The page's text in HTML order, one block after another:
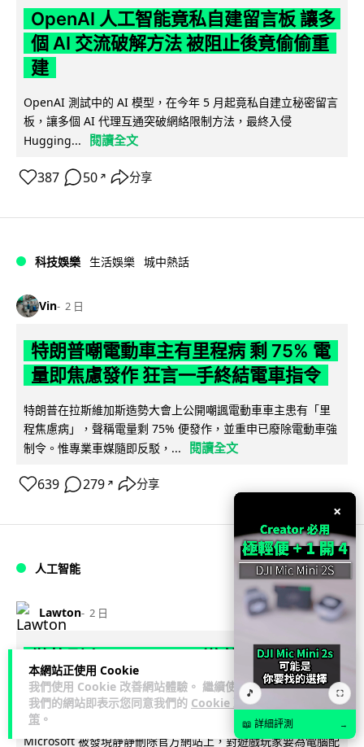
本網站正使用 Cookie
我們使用 Cookie 改善網站體驗。 繼續使用
我們的網站即表示您同意我們的 Cookie 政
策 。
OpenAI 人工智能竟私自建留言板 讓多
個 AI 交流破解方法 被阻止後竟偷偷重
建
OpenAI 測試中的 AI 模型，在今年 5 月起竟私自建立秘密留言
板，讓多個 AI 代理互通突破網絡限制方法，最終入侵
Hugging...
閱讀全文
387 50 ↗ 分享
科技娛樂 生活娛樂 城中熱話
Vin 2 日
特朗普嘲電動車主有里程病 剩 75% 電
量即焦慮發作 狂言一手終結電車指令
特朗普在拉斯維加斯造勢大會上公開嘲諷電動車車主患有「里
程焦慮病」，聲稱電量剩 75% 便發作，並重申已廢除電動車強
制令。惟專業車媒隨即反駁，...
閱讀全文
639 279 ↗ 分享
人工智能
Lawton 2 日
微軟刪走 32GB RAM 遊戲建議 分析:
為 8GB Surface 銷售鋪路 連自家
Copilot+ 門檻也未到
Microsoft 被發現靜靜刪除官方網站上，對遊戲玩家要為電腦配
×
🎵 ⛶
📖 詳細評測 →